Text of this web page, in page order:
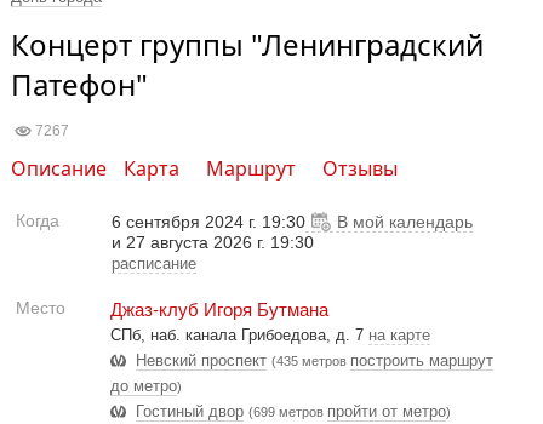
Концерт группы "Ленинградский
Патефон"
7267
Описание Карта Маршрут Отзывы
Когда 6 сентября 2024 г. 19:30
В мой календарь
и 27 августа 2026 г. 19:30
расписание
Место Джаз-клуб Игоря Бутмана
СПб, наб. канала Грибоедова, д. 7 на карте
Невский проспект (435 метров построить маршрут
до метро)
Гостиный двор (699 метров пройти от метро)